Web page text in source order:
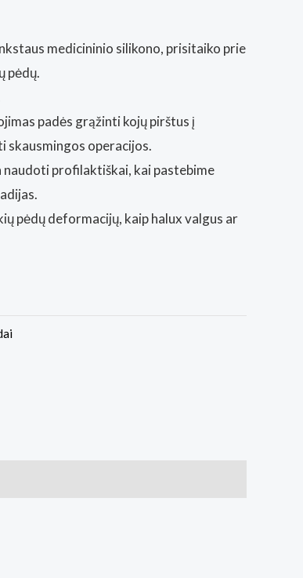
medicininio silikono, prisitaiko prie
pėdų.
padės grąžinti kojų pirštus į
skausmingos operacijos.
naudoti profilaktiškai, kai pastebime
pėdų deformacijų, kaip halux valgus ar